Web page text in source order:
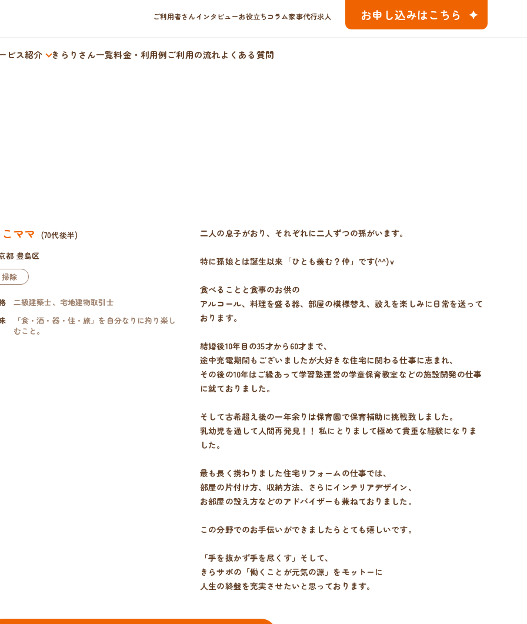
ご利用者さんインタビューお役立ちコラム家事代行求人 お申し込みはこちら
ビス紹介 きらりさん一覧料金・利用例ご利用の流れよくある質問
ママ
(70代後半)
都 豊島区
掃除
二級建築士、宅地建物取引士
「食・酒・器・住・旅」を自分なりに拘り楽し
むこと。
二人の息子がおり、それぞれに二人ずつの孫がいます。
特に孫娘とは誕生以来「ひとも羨む？仲」です(^^)v
食べることと食事のお供の
アルコール、料理を盛る器、部屋の模様替え、設えを楽しみに日常を送って
おります。
結婚後10年目の35才から60才まで、
途中充電期間もございましたが大好きな住宅に関わる仕事に恵まれ、
その後の10年はご縁あって学習塾運営の学童保育教室などの施設開発の仕事
に就ておりました。
そして古希超え後の一年余りは保育園で保育補助に挑戦致しました。
乳幼児を通して人間再発見！！ 私にとりまして極めて貴重な経験になりま
した。
最も長く携わりました住宅リフォームの仕事では、
部屋の片付け方、収納方法、さらにインテリアデザイン、
お部屋の設え方などのアドバイザーも兼ねておりました。
この分野でのお手伝いができましたらとても嬉しいです。
「手を抜かず手を尽くす」そして、
きらサポの「働くことが元気の源」をモットーに
人生の終盤を充実させたいと思っております。